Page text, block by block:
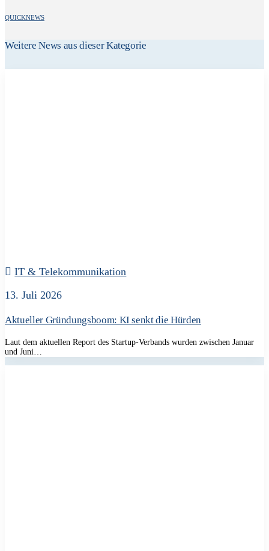
QUICKNEWS
Weitere News aus dieser Kategorie
IT & Telekommunikation
13. Juli 2026
Aktueller Gründungsboom: KI senkt die Hürden
Laut dem aktuellen Report des Startup-Verbands wurden zwischen Januar
und Juni…